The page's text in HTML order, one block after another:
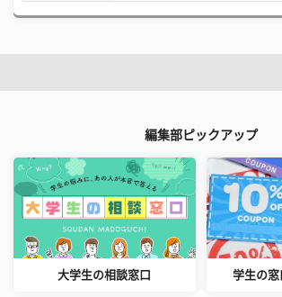
編集部ピックアップ
大学生の相談窓口 学生の窓